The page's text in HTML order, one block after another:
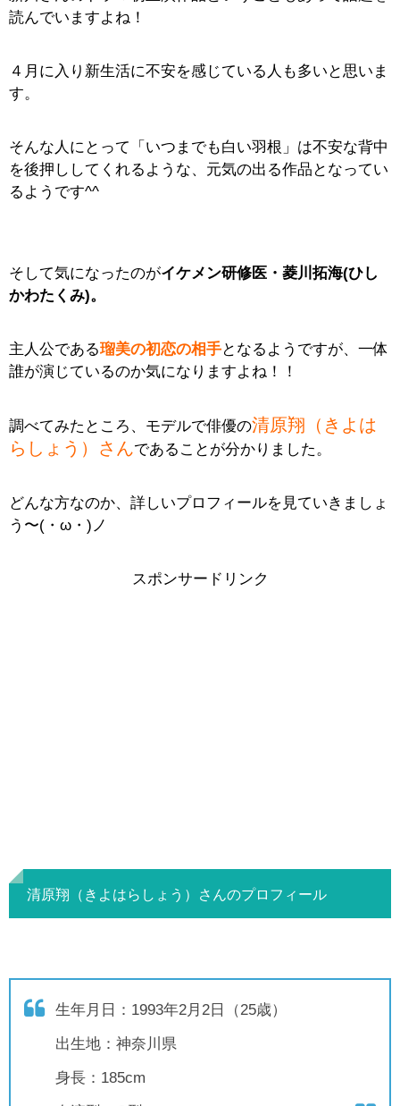
読んでいますよね！
４月に入り新生活に不安を感じている人も多いと思いま
す。
そんな人にとって「いつまでも白い羽根」は不安な背中
を後押ししてくれるような、元気の出る作品となってい
るようです^^
そして気になったのがイケメン研修医・菱川拓海(ひし
かわたくみ)。
主人公である瑠美の初恋の相手となるようですが、一体
誰が演じているのか気になりますよね！！
調べてみたところ、モデルで俳優の清原翔（きよは
らしょう）さんであることが分かりました。
どんな方なのか、詳しいプロフィールを見ていきましょ
う〜(・ω・)ノ
スポンサードリンク
清原翔（きよはらしょう）さんのプロフィール
生年月日：1993年2月2日（25歳）
出生地：神奈川県
身長：185cm